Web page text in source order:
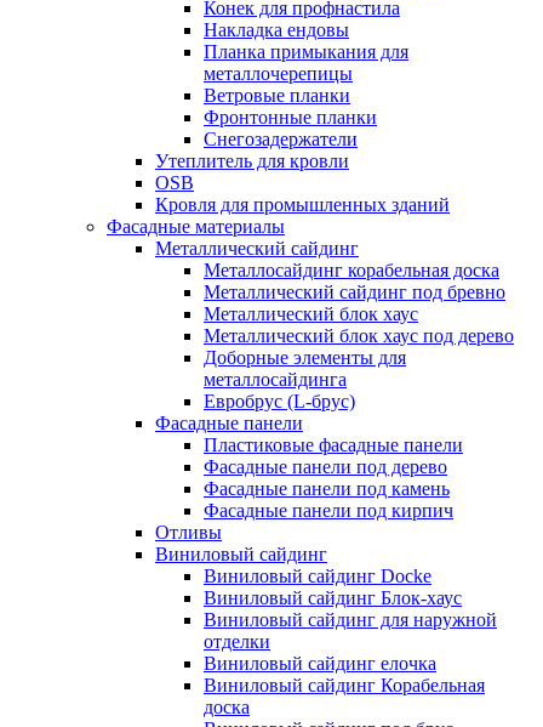
Конек для профнастила
Накладка ендовы
Планка примыкания для
металлочерепицы
Ветровые планки
Фронтонные планки
Снегозадержатели
Утеплитель для кровли
OSB
Кровля для промышленных зданий
Фасадные материалы
Металлический сайдинг
Металлосайдинг корабельная доска
Металлический сайдинг под бревно
Металлический блок хаус
Металлический блок хаус под дерево
Доборные элементы для
металлосайдинга
Евробрус (L-брус)
Фасадные панели
Пластиковые фасадные панели
Фасадные панели под дерево
Фасадные панели под камень
Фасадные панели под кирпич
Отливы
Виниловый сайдинг
Виниловый сайдинг Docke
Виниловый сайдинг Блок-хаус
Виниловый сайдинг для наружной
отделки
Виниловый сайдинг елочка
Виниловый сайдинг Корабельная
доска